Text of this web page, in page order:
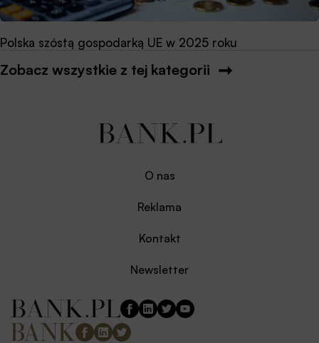
Polska szóstą gospodarką UE w 2025 roku
Zobacz wszystkie z tej kategorii
O nas
Reklama
Kontakt
Newsletter